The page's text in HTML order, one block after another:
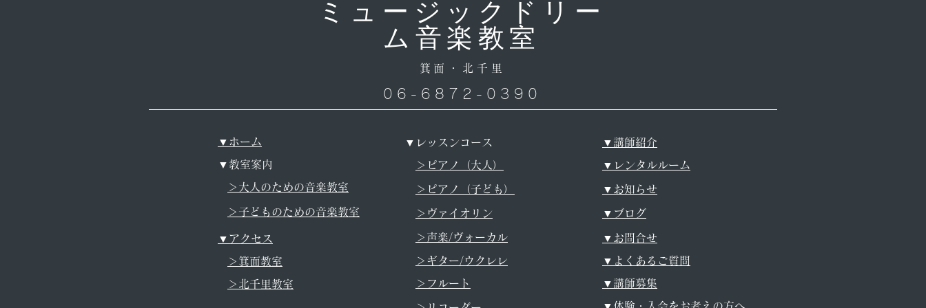
06-6872-0390
▼ホーム
▼教室案内
＞大人のための音楽教室
＞子どものための音楽教室
▼アクセス
＞箕面教室
＞北千里教室
▼レッスンコース
＞ピアノ（大人）
＞ピアノ（子ども）
＞ヴァイオリン
＞声楽/ヴォーカル
＞ギター/ウクレレ
＞フルート
▼講師紹介
▼レンタルルーム
​▼お知らせ
​▼ブログ
▼お問合せ
▼よくあるご質問
▼講師募集
▼体験・入会をお考えの方へ
ミュージックドリー
ム音楽教室
箕面・北千里